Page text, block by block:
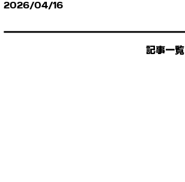
2026/04/16
記事一覧